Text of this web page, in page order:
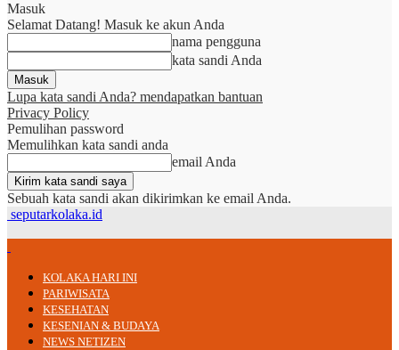
Masuk
Selamat Datang! Masuk ke akun Anda
nama pengguna
kata sandi Anda
Lupa kata sandi Anda? mendapatkan bantuan
Privacy Policy
Pemulihan password
Memulihkan kata sandi anda
email Anda
Sebuah kata sandi akan dikirimkan ke email Anda.
seputarkolaka.id
KOLAKA HARI INI
PARIWISATA
KESEHATAN
KESENIAN & BUDAYA
NEWS NETIZEN